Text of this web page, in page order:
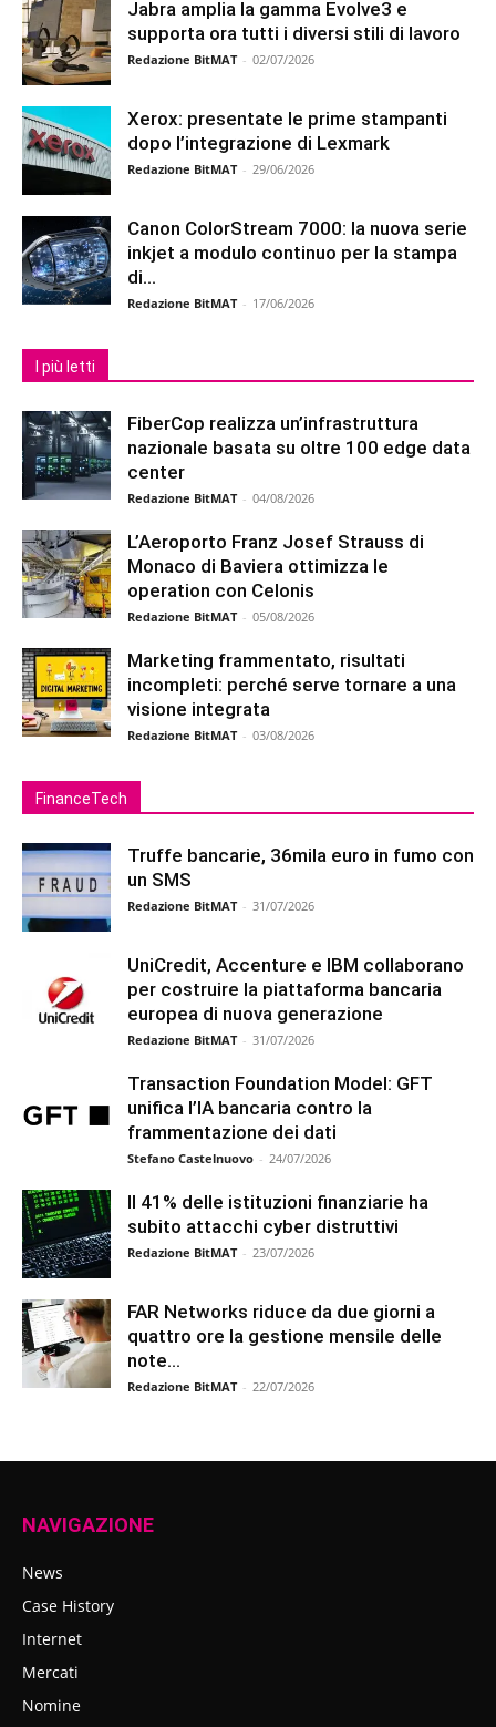
Jabra amplia la gamma Evolve3 e
supporta ora tutti i diversi stili di lavoro
Redazione BitMAT - 02/07/2026
Xerox: presentate le prime stampanti
dopo l’integrazione di Lexmark
Redazione BitMAT - 29/06/2026
Canon ColorStream 7000: la nuova serie
inkjet a modulo continuo per la stampa
di...
Redazione BitMAT - 17/06/2026
I più letti
FiberCop realizza un’infrastruttura
nazionale basata su oltre 100 edge data
center
Redazione BitMAT - 04/08/2026
L’Aeroporto Franz Josef Strauss di
Monaco di Baviera ottimizza le
operation con Celonis
Redazione BitMAT - 05/08/2026
Marketing frammentato, risultati
incompleti: perché serve tornare a una
visione integrata
Redazione BitMAT - 03/08/2026
FinanceTech
Truffe bancarie, 36mila euro in fumo con
un SMS
Redazione BitMAT - 31/07/2026
UniCredit, Accenture e IBM collaborano
per costruire la piattaforma bancaria
europea di nuova generazione
Redazione BitMAT - 31/07/2026
Transaction Foundation Model: GFT
unifica l’IA bancaria contro la
frammentazione dei dati
Stefano Castelnuovo - 24/07/2026
Il 41% delle istituzioni finanziarie ha
subito attacchi cyber distruttivi
Redazione BitMAT - 23/07/2026
FAR Networks riduce da due giorni a
quattro ore la gestione mensile delle
note...
Redazione BitMAT - 22/07/2026
NAVIGAZIONE
News
Case History
Internet
Mercati
Nomine